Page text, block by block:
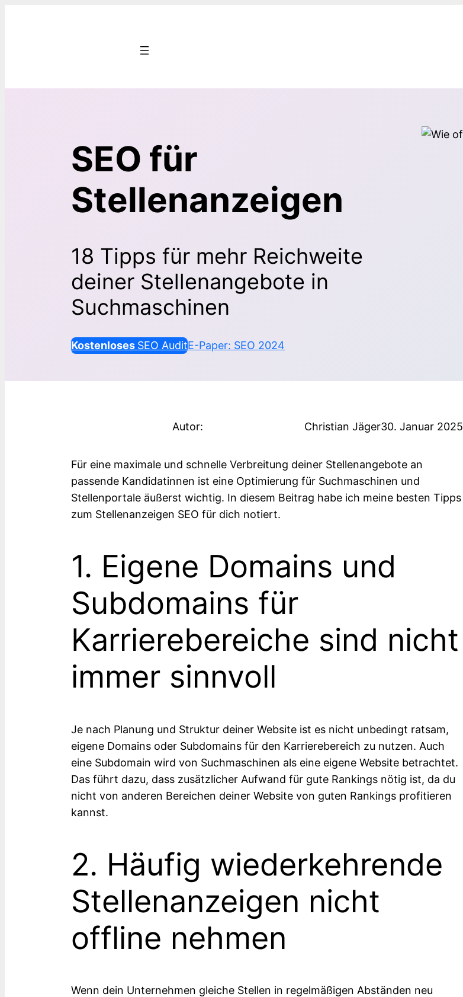
SEO für
Stellenanzeigen
18 Tipps für mehr Reichweite
deiner Stellenangebote in
Suchmaschinen
Kostenloses SEO AuditE-Paper: SEO 2024
Autor: Christian Jäger30. Januar 2025
Für eine maximale und schnelle Verbreitung deiner Stellenangebote an
passende Kandidatinnen ist eine Optimierung für Suchmaschinen und
Stellenportale äußerst wichtig. In diesem Beitrag habe ich meine besten Tipps
zum Stellenanzeigen SEO für dich notiert.
1. Eigene Domains und
Subdomains für
Karrierebereiche sind nicht
immer sinnvoll
Je nach Planung und Struktur deiner Website ist es nicht unbedingt ratsam,
eigene Domains oder Subdomains für den Karrierebereich zu nutzen. Auch
eine Subdomain wird von Suchmaschinen als eine eigene Website betrachtet.
Das führt dazu, dass zusätzlicher Aufwand für gute Rankings nötig ist, da du
nicht von anderen Bereichen deiner Website von guten Rankings profitieren
kannst.
2. Häufig wiederkehrende
Stellenanzeigen nicht
offline nehmen
Wenn dein Unternehmen gleiche Stellen in regelmäßigen Abständen neu